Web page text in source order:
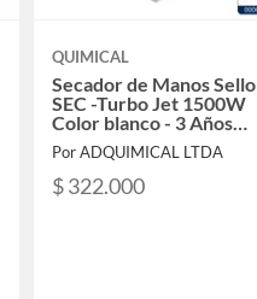
QUIMICAL
Secador de Manos Sello
SEC -Turbo Jet 1500W
Color blanco - 3 Años
Garantía -
Por ADQUIMICAL LTDA
$ 322.000